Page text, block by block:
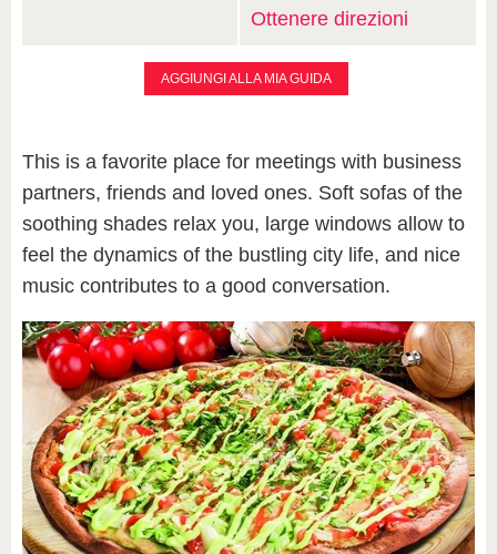
Ottenere direzioni
AGGIUNGI ALLA MIA GUIDA
This is a favorite place for meetings with business
partners, friends and loved ones. Soft sofas of the
soothing shades relax you, large windows allow to
feel the dynamics of the bustling city life, and nice
music contributes to a good conversation.